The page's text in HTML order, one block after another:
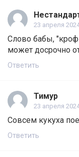
23 апреля
Слово бабы,
может досрочно
Ответить
Тимур
23 апреля
Совсем кукуха
Ответить